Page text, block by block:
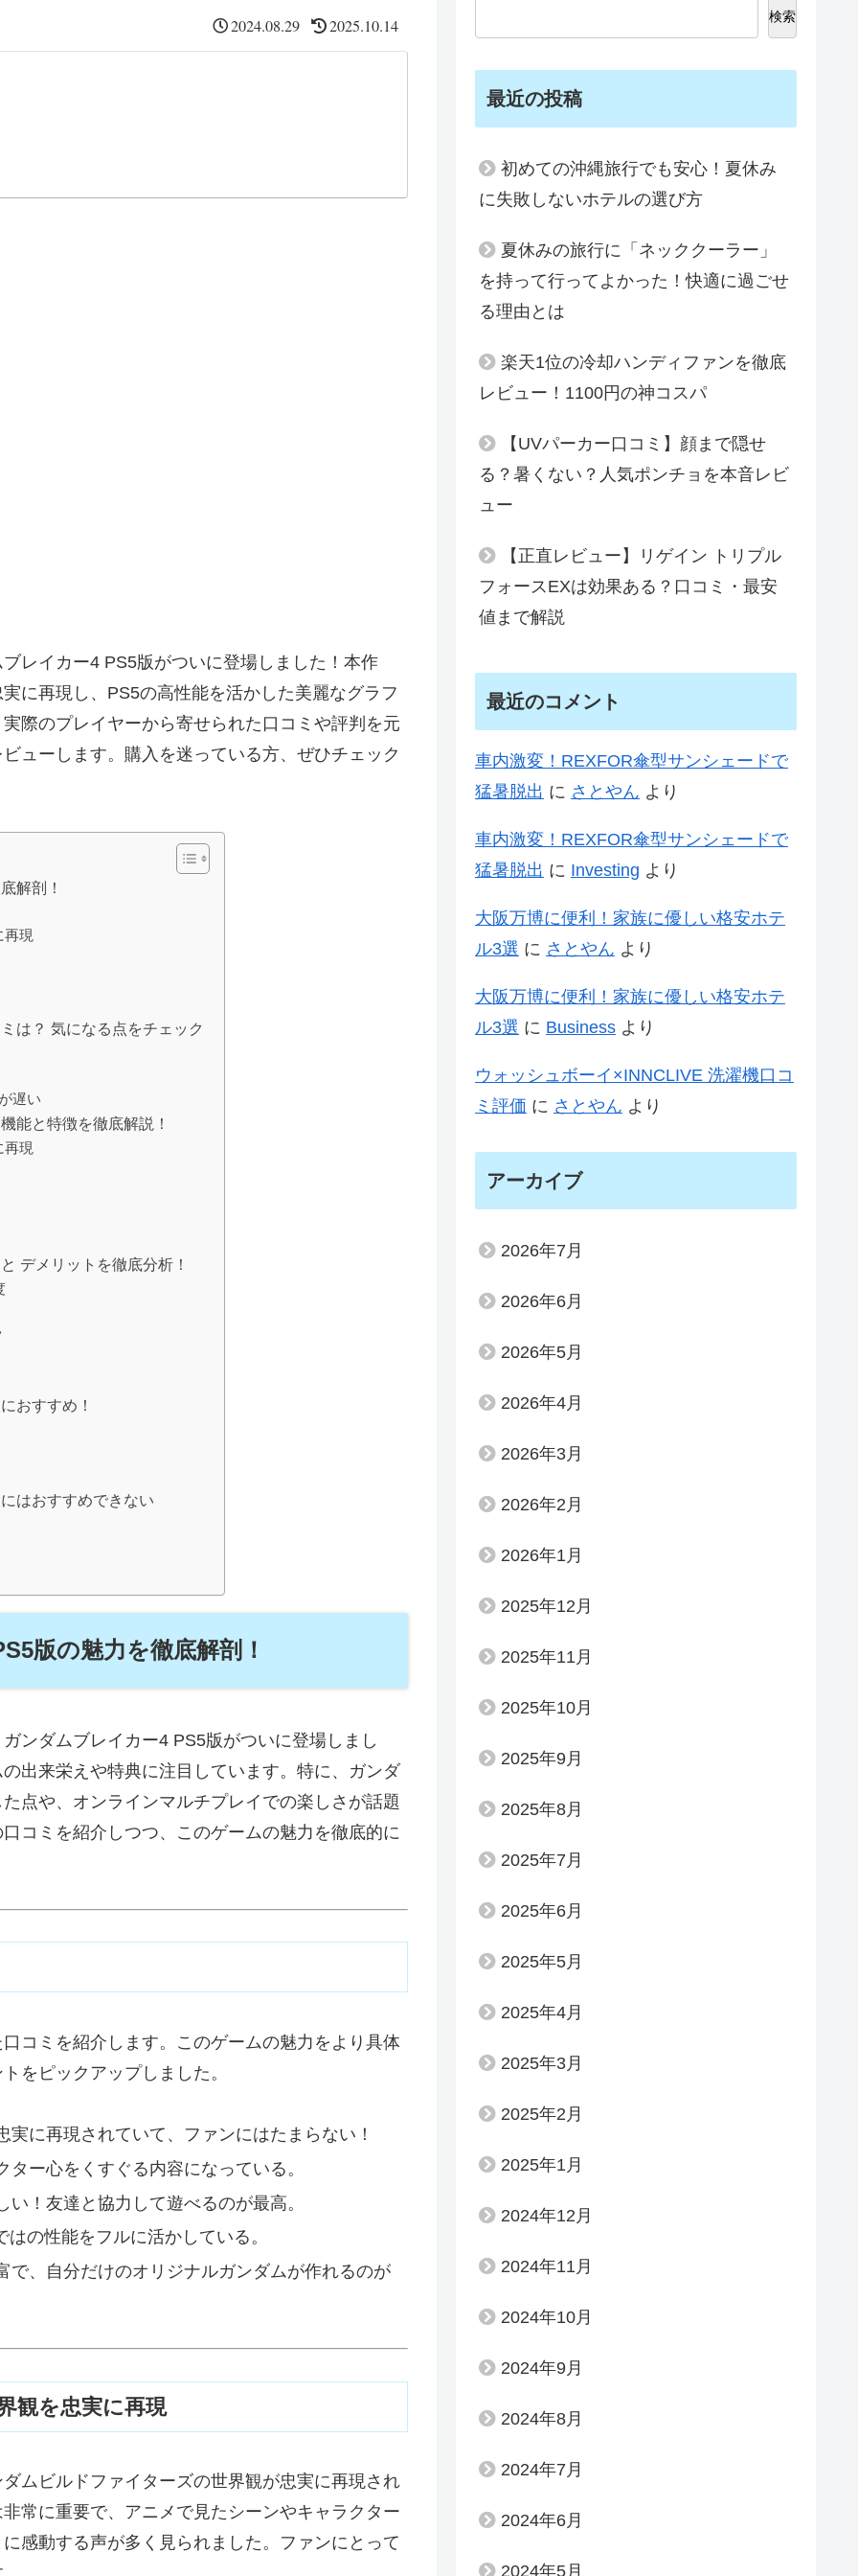
2024.08.29 2025.10.14
レイカー4 PS5版がついに登場しました！本作
に再現し、PS5の高性能を活かした美麗なグラフ
際のプレイヤーから寄せられた口コミや評判を元
ューします。購入を迷っている方、ぜひチェック
解剖！
再現
は？ 気になる点をチェック
遅い
能と特徴を徹底解説！
再現
デメリットを徹底分析！
おすすめ！
はおすすめできない
版の魅力を徹底解剖！
ンダムブレイカー4 PS5版がついに登場しまし
出来栄えや特典に注目しています。特に、ガンダ
点や、オンラインマルチプレイでの楽しさが話題
コミを紹介しつつ、このゲームの魅力を徹底的に
コミを紹介します。このゲームの魅力をより具体
をピックアップしました。
に再現されていて、ファンにはたまらない！
ー心をくすぐる内容になっている。
！友達と協力して遊べるのが最高。
の性能をフルに活かしている。
で、自分だけのオリジナルガンダムが作れるのが
観を忠実に再現
ムビルドファイターズの世界観が忠実に再現され
常に重要で、アニメで見たシーンやキャラクター
感動する声が多く見られました。ファンにとって
検索
最近の投稿
初めての沖縄旅行でも安心！夏休み
に失敗しないホテルの選び方
夏休みの旅行に「ネッククーラー」
を持って行ってよかった！快適に過ごせ
る理由とは
楽天1位の冷却ハンディファンを徹底
レビュー！1100円の神コスパ
【UVパーカー口コミ】顔まで隠せ
る？暑くない？人気ポンチョを本音レビ
ュー
【正直レビュー】リゲイン トリプル
フォースEXは効果ある？口コミ・最安
値まで解説
最近のコメント
車内激変！REXFOR傘型サンシェードで
猛暑脱出 に さとやん より
車内激変！REXFOR傘型サンシェードで
猛暑脱出 に Investing より
大阪万博に便利！家族に優しい格安ホテ
ル3選 に さとやん より
大阪万博に便利！家族に優しい格安ホテ
ル3選 に Business より
ウォッシュボーイ×INNCLIVE 洗濯機口コ
ミ評価 に さとやん より
アーカイブ
2026年7月
2026年6月
2026年5月
2026年4月
2026年3月
2026年2月
2026年1月
2025年12月
2025年11月
2025年10月
2025年9月
2025年8月
2025年7月
2025年6月
2025年5月
2025年4月
2025年3月
2025年2月
2025年1月
2024年12月
2024年11月
2024年10月
2024年9月
2024年8月
2024年7月
2024年6月
2024年5月